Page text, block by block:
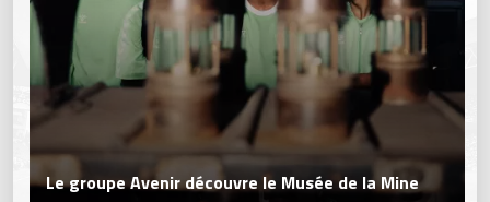
Le groupe Avenir découvre le Musée de la Mine